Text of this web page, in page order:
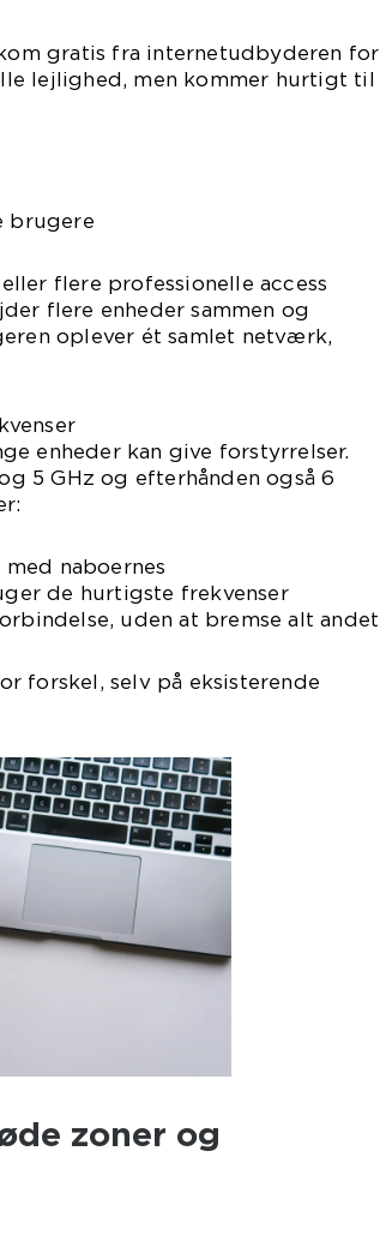
gratis fra internetudbyderen for
lejlighed, men kommer hurtigt til
brugere
flere professionelle access
flere enheder sammen og
oplever ét samlet netværk,
enheder kan give forstyrrelser.
5 GHz og efterhånden også 6
naboernes
de hurtigste frekvenser
uden at bremse alt andet
forskel, selv på eksisterende
zoner og